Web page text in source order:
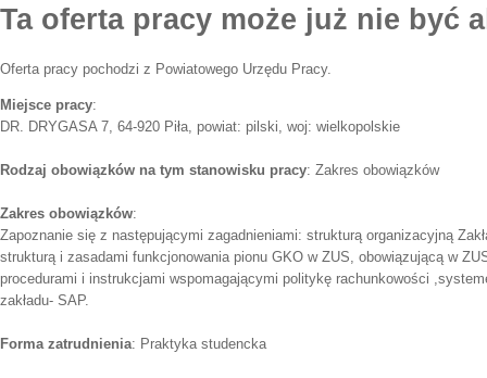
Ta oferta pracy może już nie być
Oferta pracy pochodzi z Powiatowego Urzędu Pracy.
Miejsce pracy:
DR. DRYGASA 7, 64-920 Piła, powiat: pilski, woj: wielkopolskie
Rodzaj obowiązków na tym stanowisku pracy: Zakres obowiązków
Zakres obowiązków:
Zapoznanie się z następującymi zagadnieniami: strukturą organizacyjną
strukturą i zasadami funkcjonowania pionu GKO w ZUS, obowiązującą w
procedurami i instrukcjami wspomagającymi politykę rachunkowości
zakładu- SAP.
Forma zatrudnienia: Praktyka studencka